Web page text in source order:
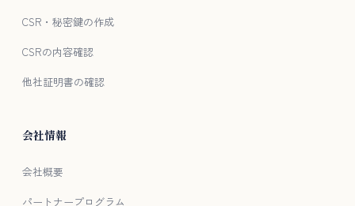
CSR・秘密鍵の作成
CSRの内容確認
他社証明書の確認
会社情報
会社概要
パートナープログラム